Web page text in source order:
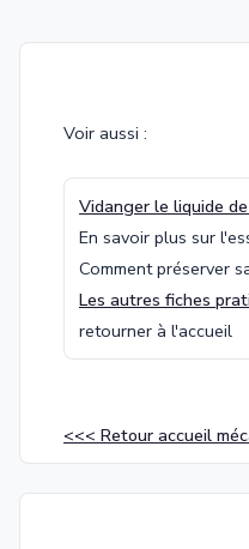
Voir aussi :
Vidanger le liquide
En savoir plus sur
Comment préserver
Les autres fiches
retourner à l'accueil
<<< Retour accueil